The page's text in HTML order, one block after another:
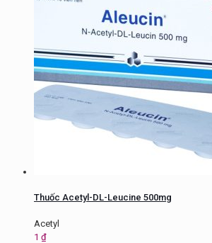
Thuốc Acetyl-DL-Leucine 500mg
Acetyl
1 ₫